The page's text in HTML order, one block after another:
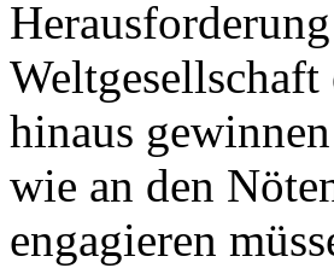
hinaus
wie an den
engagieren